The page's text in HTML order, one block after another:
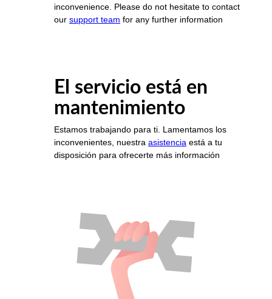
inconvenience. Please do not hesitate to contact
our support team for any further information
El servicio está en
mantenimiento
Estamos trabajando para ti. Lamentamos los
inconvenientes, nuestra asistencia está a tu
disposición para ofrecerte más información